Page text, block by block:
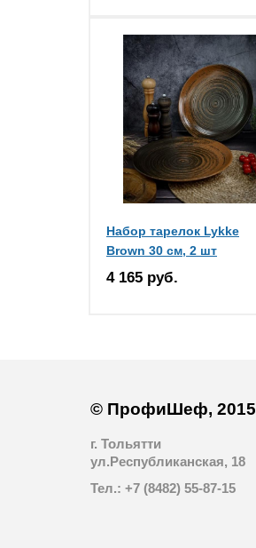
Набор тарелок Lykke
Brown 30 см, 2 шт
4 165 руб.
© ПрофиШеф, 2015
г. Тольятти
ул.Республиканская, 18
Тел.: +7 (8482) 55-87-15